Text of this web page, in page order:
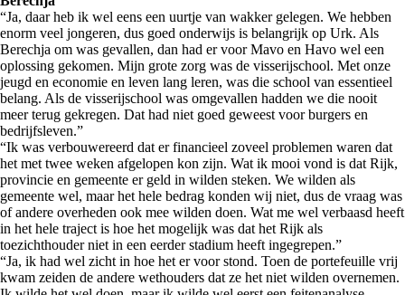
“Ja, daar heb ik wel eens een uurtje van wakker gelegen. We hebben
enorm veel jongeren, dus goed onderwijs is belangrijk op Urk. Als
Berechja om was gevallen, dan had er voor Mavo en Havo wel een
oplossing gekomen. Mijn grote zorg was de visserijschool. Met onze
jeugd en economie en leven lang leren, was die school van essentieel
belang. Als de visserijschool was omgevallen hadden we die nooit
meer terug gekregen. Dat had niet goed geweest voor burgers en
bedrijfsleven.”
“Ik was verbouwereerd dat er financieel zoveel problemen waren dat
het met twee weken afgelopen kon zijn. Wat ik mooi vond is dat Rijk,
provincie en gemeente er geld in wilden steken. We wilden als
gemeente wel, maar het hele bedrag konden wij niet, dus de vraag was
of andere overheden ook mee wilden doen. Wat me wel verbaasd heeft
in het hele traject is hoe het mogelijk was dat het Rijk als
toezichthouder niet in een eerder stadium heeft ingegrepen.”
“Ja, ik had wel zicht in hoe het er voor stond. Toen de portefeuille vrij
kwam zeiden de andere wethouders dat ze het niet wilden overnemen.